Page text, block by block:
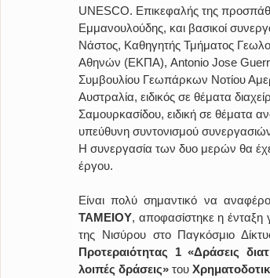
UNESCO. Επικεφαλής της
Εμμανουλούδης, και βασικοί
Νάστος, Καθηγητής Τμήματος
Αθηνών (ΕΚΠΑ), Antonio Jose
Συμβουλίου Γεωπάρκων Νοτίου
Αυστραλία, ειδικός σε θέματα
Σαμουρκασίδου, ειδική σε
υπεύθυνη συντονισμού
Η συνεργασία των δυο μερών θα
έργου.
Είναι πολύ σημαντικό να
ΤΑΜΕΙΟΥ, αποφασίστηκε η ένταξη
της Νισύρου στο Παγκόσμιο
Προτεραιότητας 1 «Δράσεις
λοιπές δράσεις» του